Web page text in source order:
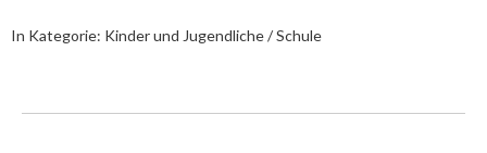
In Kategorie: Kinder und Jugendliche / Schule